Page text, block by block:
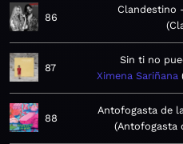
86
Clandestino
87
Sin ti no
Ximena Sariñana
88
Antofogasta de
Antofogasta